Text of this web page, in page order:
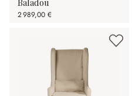
Baladou
2 989,00 €